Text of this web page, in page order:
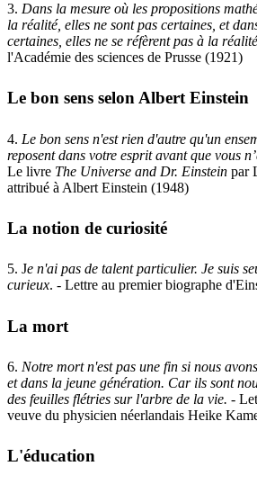
3. Dans la mesure où les propositions
la réalité, elles ne sont pas certaines, et
certaines, elles ne se réfèrent pas à la
l'Académie des sciences de Prusse (1921)
Le bon sens selon Albert Einstein
4. Le bon sens n'est rien d'autre qu'un
reposent dans votre esprit avant que vous
Le livre The Universe and Dr. Einstein par
attribué à Albert Einstein (1948)
La notion de curiosité
5. Je n'ai pas de talent particulier. Je suis
curieux. - Lettre au premier biographe
La mort
6. Notre mort n'est pas une fin si nous
et dans la jeune génération. Car ils sont
des feuilles flétries sur l'arbre de la vie. -
veuve du physicien néerlandais Heike
L'éducation